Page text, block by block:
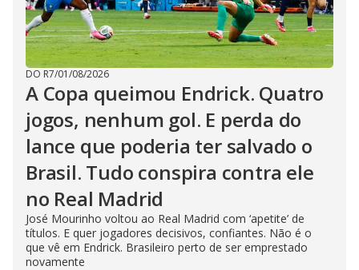
DO R7/01/08/2026
A Copa queimou Endrick. Quatro
jogos, nenhum gol. E perda do
lance que poderia ter salvado o
Brasil. Tudo conspira contra ele
no Real Madrid
José Mourinho voltou ao Real Madrid com ‘apetite’ de
títulos. E quer jogadores decisivos, confiantes. Não é o
que vê em Endrick. Brasileiro perto de ser emprestado
novamente